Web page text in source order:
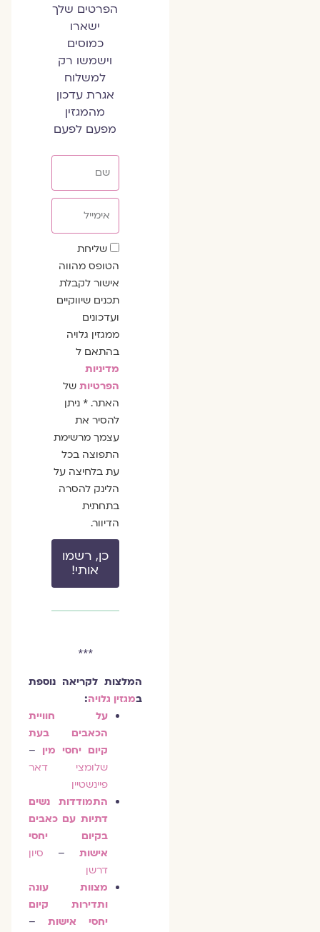
הפרטים שלך
ישארו
כמוסים
וישמשו רק
למשלוח
אגרת עדכון
מהמגזין
מפעם לפעם
שדה
הסכמה
שליחת
הטופס מהווה
אישור לקבלת
תכנים שיווקיים
ועדכונים
ממגזין גלויה
בהתאם ל
מדיניות
הפרטיותשל
האתר. * ניתן
להסיר את
עצמך מרשימת
התפוצה בכל
עת בלחיצה על
הלינק להסרה
בתחתית
הדיוור.
כן, רשמו
אותי!
***
המלצות לקריאה נוספת
מגזין גלויה:
על חוויית
הכאבים בעת
קיום יחסי מין–
שלומצי דאר
פיינשטיין
התמודדות נשים
דתיות עם כאבים
בקיום יחסי
אישות–
סיון
דרשן
מצוות עונה
ותדירות קיום
יחסי אישות–